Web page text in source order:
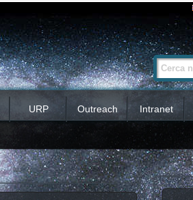
Cerca nel sito
Ricerca
avanzata…
URP Outreach Intranet